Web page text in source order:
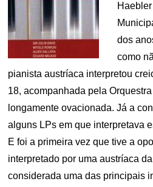
dos
como
pianista austríaca interpretou
18, acompanhada pela
longamente ovacionada. Já a
alguns LPs em que interpretava
E foi a primeira vez que tive a
interpretado por uma austríaca
considerada uma das principais